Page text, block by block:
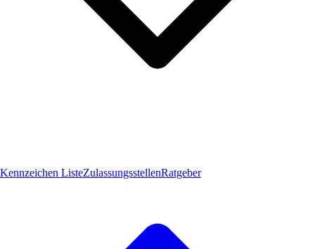
Kennzeichen ListeZulassungsstellenRatgeber